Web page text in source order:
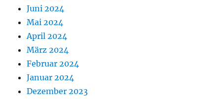
Juni 2024
Mai 2024
April 2024
März 2024
Februar 2024
Januar 2024
Dezember 2023